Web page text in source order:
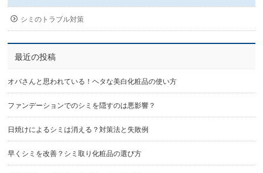
シミのトラブル対策
最近の投稿
オバさんと思われている！ヘタな美白化粧品の使い方
ファンデーションでのシミを隠すのは悪影響？
日焼けによるシミは消える？対策法と失敗例
早くシミを改善？シミ取り化粧品の選び方